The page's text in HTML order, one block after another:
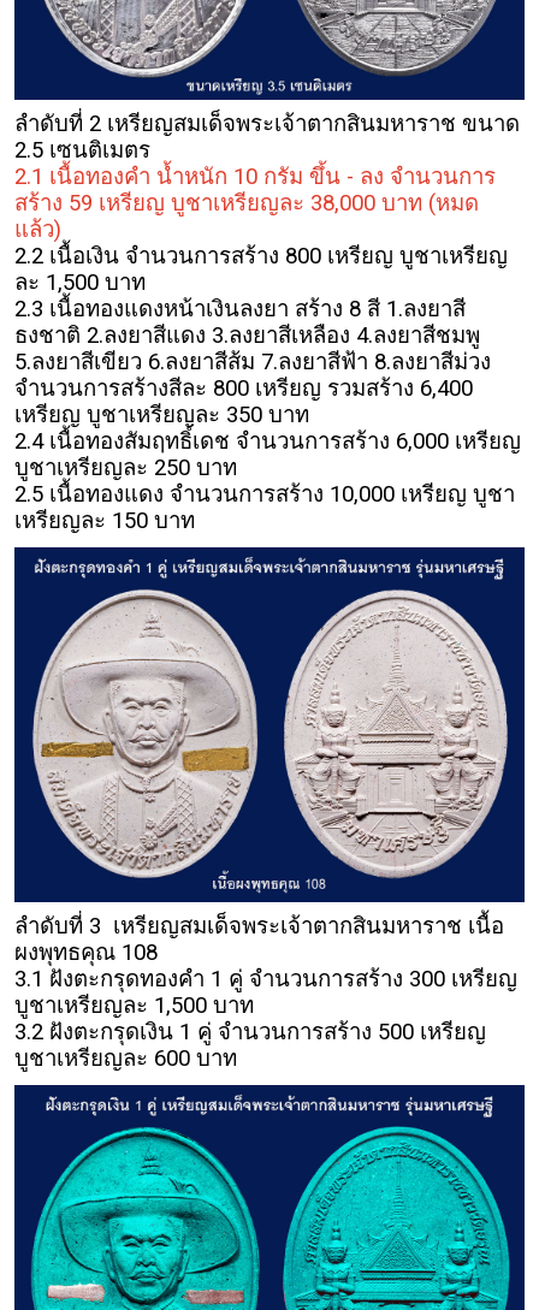
ลำดับที่ 2 เหรียญสมเด็จพระเจ้าตากสินมหาราช ขนาด
2.5 เซนติเมตร
2.1 เนื้อทองคำ น้ำหนัก 10 กรัม ขึ้น - ลง จำนวนการ
สร้าง 59 เหรียญ บูชาเหรียญละ 38,000 บาท (หมด
แล้ว)
2.2 เนื้อเงิน จำนวนการสร้าง 800 เหรียญ บูชาเหรียญ
ละ 1,500 บาท
2.3 เนื้อทองแดงหน้าเงินลงยา สร้าง 8 สี 1.ลงยาสี
ธงชาติ 2.ลงยาสีแดง 3.ลงยาสีเหลือง 4.ลงยาสีชมพู
5.ลงยาสีเขียว 6.ลงยาสีส้ม 7.ลงยาสีฟ้า 8.ลงยาสีม่วง
จำนวนการสร้างสีละ 800 เหรียญ รวมสร้าง 6,400
เหรียญ บูชาเหรียญละ 350 บาท
2.4 เนื้อทองสัมฤทธิ์เดช จำนวนการสร้าง 6,000 เหรียญ
บูชาเหรียญละ 250 บาท
2.5 เนื้อทองแดง จำนวนการสร้าง 10,000 เหรียญ บูชา
เหรียญละ 150 บาท
ลำดับที่ 3 เหรียญสมเด็จพระเจ้าตากสินมหาราช เนื้อ
ผงพุทธคุณ 108
3.1 ฝังตะกรุดทองคำ 1 คู่ จำนวนการสร้าง 300 เหรียญ
บูชาเหรียญละ 1,500 บาท
3.2 ฝังตะกรุดเงิน 1 คู่ จำนวนการสร้าง 500 เหรียญ
บูชาเหรียญละ 600 บาท